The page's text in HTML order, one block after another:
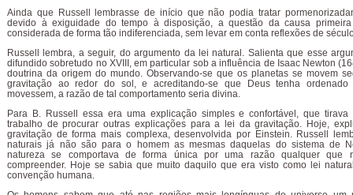
Ainda que Russell lembrasse de início que não podia tratar
devido à exiguidade do tempo à disposição, a questão da causa
considerada de forma tão indiferenciada, sem levar em conta reflexões de
Russell lembra, a seguir, do argumento da lei natural. Salienta que esse
difundido sobretudo no XVIII, em particular sob a influência de Isaac Newton
doutrina da origem do mundo. Observando-se que os planetas se movem
gravitação ao redor do sol, e acreditando-se que Deus tenha
movessem, a razão de tal comportamento seria divina.
Para B. Russell essa era uma explicação simples e confortável, que
trabalho de procurar outras explicações para a lei da gravitação. Hoje,
gravitação de forma mais complexa, desenvolvida por Einstein. Russell
naturais já não são para o homem as mesmas daquelas do sistema de
natureza se comportava de forma única por uma razão qualquer que
compreender. Hoje se sabia que muito daquilo que era visto como lei
convenção humana.